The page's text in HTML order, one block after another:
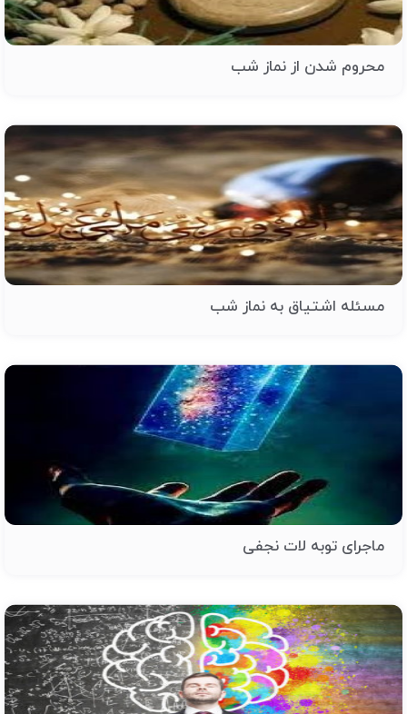
محروم شدن از نماز شب
مسئله اشتیاق به نماز شب
ماجرای توبه لات نجفی